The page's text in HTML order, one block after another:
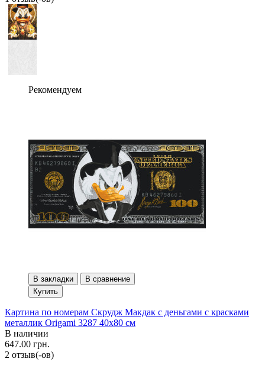
Рекомендуем
В закладки
В сравнение
Купить
Картина по номерам Скрудж Макдак с деньгами с красками
металлик Origami 3287 40x80 см
В наличии
647.00 грн.
2 отзыв(-ов)